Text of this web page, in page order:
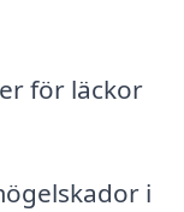
för läckor
i